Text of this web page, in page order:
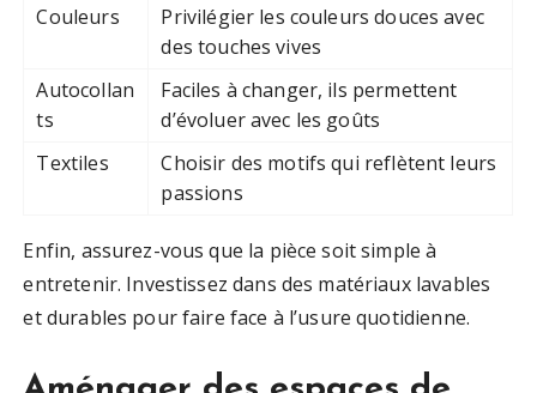
Couleurs
Privilégier les couleurs douces avec
des touches vives
Autocollan
ts
Faciles à changer, ils permettent
d’évoluer avec les goûts
Textiles
Choisir des motifs qui reflètent leurs
passions
Enfin, assurez-vous que la pièce soit simple à
entretenir. Investissez dans des matériaux lavables
et durables pour faire face à l’usure quotidienne.